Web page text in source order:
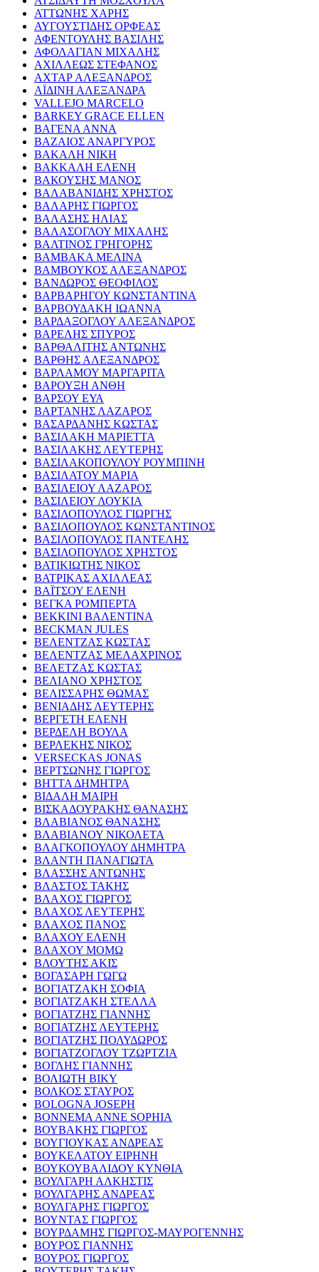
ΑΤΤΩΝΗΣ ΧΑΡΗΣ
ΑΥΓΟΥΣΤΙΔΗΣ ΟΡΦΕΑΣ
ΑΦΕΝΤΟΥΛΗΣ ΒΑΣΙΛΗΣ
ΑΦΟΛΑΓΙΑΝ ΜΙΧΑΛΗΣ
ΑΧΙΛΛΕΩΣ ΣΤΕΦΑΝΟΣ
ΑΧΤΑΡ ΑΛΕΞΑΝΔΡΟΣ
ΑΪΔΙΝΗ ΑΛΕΞΑΝΔΡΑ
VALLEJO MARCELO
BARKEY GRACE ELLEN
ΒΑΓΕΝΑ ΑΝΝΑ
ΒΑΖΑΙΟΣ ΑΝΑΡΓΥΡΟΣ
ΒΑΚΑΛΗ ΝΙΚΗ
ΒΑΚΚΑΛΗ ΕΛΕΝΗ
ΒΑΚΟΥΣΗΣ ΜΑΝΟΣ
ΒΑΛΑΒΑΝΙΔΗΣ ΧΡΗΣΤΟΣ
ΒΑΛΑΡΗΣ ΓΙΩΡΓΟΣ
ΒΑΛΑΣΗΣ ΗΛΙΑΣ
ΒΑΛΑΣΟΓΛΟΥ ΜΙΧΑΛΗΣ
ΒΑΛΤΙΝΟΣ ΓΡΗΓΟΡΗΣ
ΒΑΜΒΑΚΑ ΜΕΛΙΝΑ
ΒΑΜΒΟΥΚΟΣ ΑΛΕΞΑΝΔΡΟΣ
ΒΑΝΔΩΡΟΣ ΘΕΟΦΙΛΟΣ
ΒΑΡΒΑΡΗΓΟΥ ΚΩΝΣΤΑΝΤΙΝΑ
ΒΑΡΒΟΥΔΑΚΗ ΙΩΑΝΝΑ
ΒΑΡΔΑΞΟΓΛΟΥ ΑΛΕΞΑΝΔΡΟΣ
ΒΑΡΕΛΗΣ ΣΠΥΡΟΣ
ΒΑΡΘΑΛΙΤΗΣ ΑΝΤΩΝΗΣ
ΒΑΡΘΗΣ ΑΛΕΞΑΝΔΡΟΣ
ΒΑΡΛΑΜΟΥ ΜΑΡΓΑΡΙΤΑ
ΒΑΡΟΥΞΗ ΑΝΘΗ
ΒΑΡΣΟΥ ΕΥΑ
ΒΑΡΤΑΝΗΣ ΛΑΖΑΡΟΣ
ΒΑΣΑΡΔΑΝΗΣ ΚΩΣΤΑΣ
ΒΑΣΙΛΑΚΗ ΜΑΡΙΕΤΤΑ
ΒΑΣΙΛΑΚΗΣ ΛΕΥΤΕΡΗΣ
ΒΑΣΙΛΑΚΟΠΟΥΛΟΥ ΡΟΥΜΠΙΝΗ
ΒΑΣΙΛΑΤΟΥ ΜΑΡΙΑ
ΒΑΣΙΛΕΙΟΥ ΛΑΖΑΡΟΣ
ΒΑΣΙΛΕΙΟΥ ΛΟΥΚΙΑ
ΒΑΣΙΛΟΠΟΥΛΟΣ ΓΙΩΡΓΗΣ
ΒΑΣΙΛΟΠΟΥΛΟΣ ΚΩΝΣΤΑΝΤΙΝΟΣ
ΒΑΣΙΛΟΠΟΥΛΟΣ ΠΑΝΤΕΛΗΣ
ΒΑΣΙΛΟΠΟΥΛΟΣ ΧΡΗΣΤΟΣ
ΒΑΤΙΚΙΩΤΗΣ ΝΙΚΟΣ
ΒΑΤΡΙΚΑΣ ΑΧΙΛΛΕΑΣ
ΒΑΪΤΣΟΥ ΕΛΕΝΗ
ΒΕΓΚΑ ΡΟΜΠΕΡΤΑ
ΒΕΚΚΙΝΙ ΒΑΛΕΝΤΙΝΑ
BECKMAN JULES
ΒΕΛΕΝΤΖΑΣ ΚΩΣΤΑΣ
ΒΕΛΕΝΤΖΑΣ ΜΕΛΑΧΡΙΝΟΣ
ΒΕΛΕΤΖΑΣ ΚΩΣΤΑΣ
ΒΕΛΙΑΝΟ ΧΡΗΣΤΟΣ
ΒΕΛΙΣΣΑΡΗΣ ΘΩΜΑΣ
ΒΕΝΙΑΔΗΣ ΛΕΥΤΕΡΗΣ
ΒΕΡΓΕΤΗ ΕΛΕΝΗ
ΒΕΡΔΕΛΗ ΒΟΥΛΑ
ΒΕΡΛΕΚΗΣ ΝΙΚΟΣ
VERSECKAS JONAS
ΒΕΡΤΣΩΝΗΣ ΓΙΩΡΓΟΣ
ΒΗΤΤΑ ΔΗΜΗΤΡΑ
ΒΙΔΑΛΗ ΜΑΙΡΗ
ΒΙΣΚΑΔΟΥΡΑΚΗΣ ΘΑΝΑΣΗΣ
ΒΛΑΒΙΑΝΟΣ ΘΑΝΑΣΗΣ
ΒΛΑΒΙΑΝΟΥ ΝΙΚΟΛΕΤΑ
ΒΛΑΓΚΟΠΟΥΛΟΥ ΔΗΜΗΤΡΑ
ΒΛΑΝΤΗ ΠΑΝΑΓΙΩΤΑ
ΒΛΑΣΣΗΣ ΑΝΤΩΝΗΣ
ΒΛΑΣΤΟΣ ΤΑΚΗΣ
ΒΛΑΧΟΣ ΓΙΩΡΓΟΣ
ΒΛΑΧΟΣ ΛΕΥΤΕΡΗΣ
ΒΛΑΧΟΣ ΠΑΝΟΣ
ΒΛΑΧΟΥ ΕΛΕΝΗ
ΒΛΑΧΟΥ ΜΟΜΩ
ΒΛΟΥΤΗΣ ΑΚΙΣ
ΒΟΓΑΣΑΡΗ ΓΩΓΩ
ΒΟΓΙΑΤΖΑΚΗ ΣΟΦΙΑ
ΒΟΓΙΑΤΖΑΚΗ ΣΤΕΛΛΑ
ΒΟΓΙΑΤΖΗΣ ΓΙΑΝΝΗΣ
ΒΟΓΙΑΤΖΗΣ ΛΕΥΤΕΡΗΣ
ΒΟΓΙΑΤΖΗΣ ΠΟΛΥΔΩΡΟΣ
ΒΟΓΙΑΤΖΟΓΛΟΥ ΤΖΩΡΤΖΙΑ
ΒΟΓΛΗΣ ΓΙΑΝΝΗΣ
ΒΟΛΙΩΤΗ ΒΙΚΥ
ΒΟΛΚΟΣ ΣΤΑΥΡΟΣ
BOLOGNA JOSEPH
BONNEMA ANNE SOPHIA
ΒΟΥΒΑΚΗΣ ΓΙΩΡΓΟΣ
ΒΟΥΓΙΟΥΚΑΣ ΑΝΔΡΕΑΣ
ΒΟΥΚΕΛΑΤΟΥ ΕΙΡΗΝΗ
ΒΟΥΚΟΥΒΑΛΙΔΟΥ ΚΥΝΘΙΑ
ΒΟΥΛΓΑΡΗ ΑΛΚΗΣΤΙΣ
ΒΟΥΛΓΑΡΗΣ ΑΝΔΡΕΑΣ
ΒΟΥΛΓΑΡΗΣ ΓΙΩΡΓΟΣ
ΒΟΥΝΤΑΣ ΓΙΩΡΓΟΣ
ΒΟΥΡΔΑΜΗΣ ΓΙΩΡΓΟΣ-ΜΑΥΡΟΓΕΝΝΗΣ
ΒΟΥΡΟΣ ΓΙΑΝΝΗΣ
ΒΟΥΡΟΣ ΓΙΩΡΓΟΣ